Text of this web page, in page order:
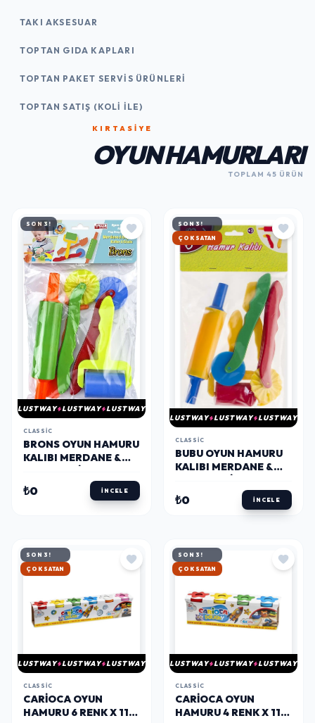
TAKI AKSESUAR
TOPTAN GIDA KAPLARI
TOPTAN PAKET SERVIS ÜRÜNLERI
TOPTAN SATIŞ (KOLI İLE)
KIRTASİYE
OYUN HAMURLARI
TOPLAM 45 ÜRÜN
SON 3!
LUSTWAY LUSTWAY LUSTWAY
CLASSIC
BRONS OYUN HAMURU
KALIBI MERDANE &
₺0 İNCELE
SON 3!
HIZLI KARGO
LUSTWAY LUSTWAY LUSTWAY
CLASSIC
BUBU OYUN HAMURU
KALIBI MERDANE &
₺0 İNCELE
SON 3!
HIZLI KARGO
LUSTWAY LUSTWAY LUSTWAY
CLASSIC
CARIOCA OYUN
HAMURU 6 RENK X 110
SON 3!
HIZLI KARGO
LUSTWAY LUSTWAY LUSTWAY
CLASSIC
CARIOCA OYUN
HAMURU 4 RENK X 110